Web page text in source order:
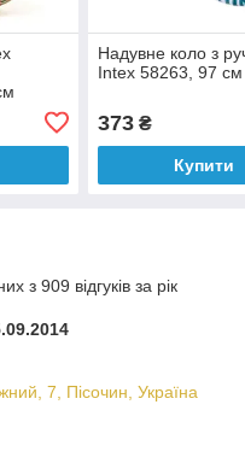
Надувне коло з
Intex 58263, 97 см
373₴
Купити
з 909 відгуків за рік
7, Пісочин, Україна